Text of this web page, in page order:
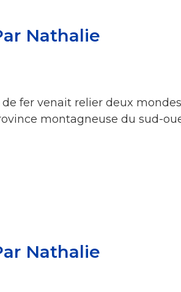
Nathalie
fer venait relier deux
montagneuse du sud-
Nathalie